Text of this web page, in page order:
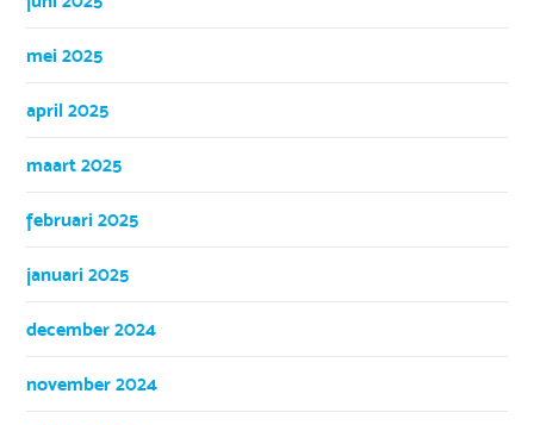
mei 2025
april 2025
maart 2025
februari 2025
januari 2025
december 2024
november 2024